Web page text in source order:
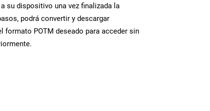
su dispositivo una vez finalizada la
podrá convertir y descargar
formato POTM deseado para acceder sin